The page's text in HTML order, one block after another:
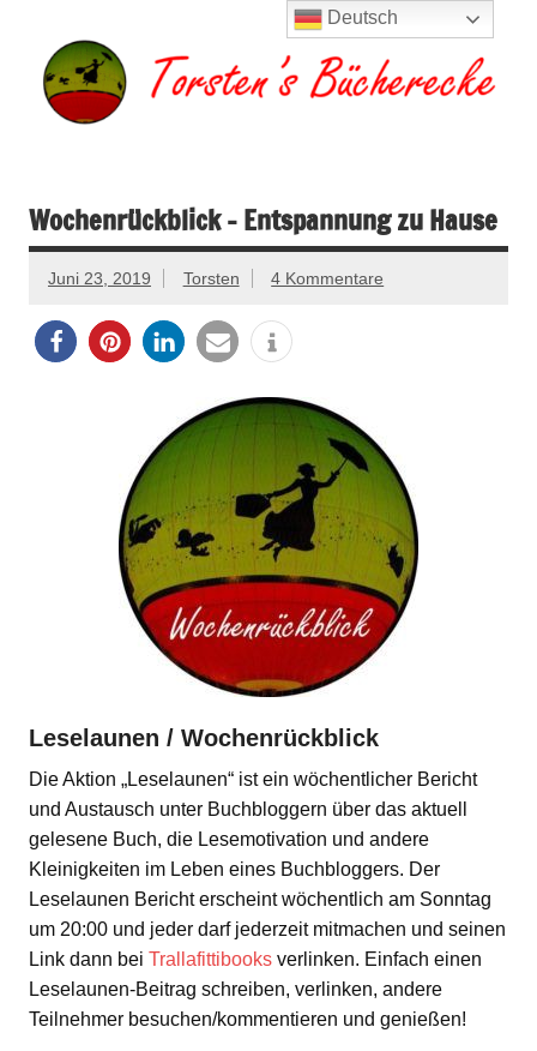
springen
Wochenrückblick – Entspannung zu Hause
Juni 23, 2019 Torsten 4 Kommentare
Leselaunen / Wochenrückblick
Die Aktion „Leselaunen“ ist ein wöchentlicher Bericht
und Austausch unter Buchbloggern über das aktuell
gelesene Buch, die Lesemotivation und andere
Kleinigkeiten im Leben eines Buchbloggers. Der
Leselaunen Bericht erscheint wöchentlich am Sonntag
um 20:00 und jeder darf jederzeit mitmachen und seinen
Link dann bei Trallafittibooks verlinken. Einfach einen
Leselaunen-Beitrag schreiben, verlinken, andere
Teilnehmer besuchen/kommentieren und genießen!
Deutsch